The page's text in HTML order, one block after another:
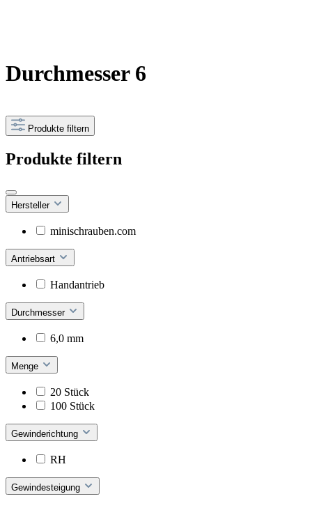
Durchmesser 6
Produkte filtern
Produkte filtern
Hersteller
minischrauben.com
Antriebsart
Handantrieb
Durchmesser
6,0 mm
Menge
20 Stück
100 Stück
Gewinderichtung
RH
Gewindesteigung